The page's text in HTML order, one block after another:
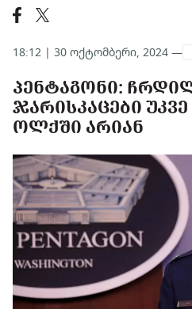
18:12 | 30 ოქტომბერი, 2024 —
ᲞᲔᲜᲢᲐᲒᲝᲜᲘ:
ᲯᲐᲠᲘᲡᲙᲐᲪᲔᲑᲘ
ᲝᲚᲥᲨᲘ ᲐᲠᲘᲐᲜ